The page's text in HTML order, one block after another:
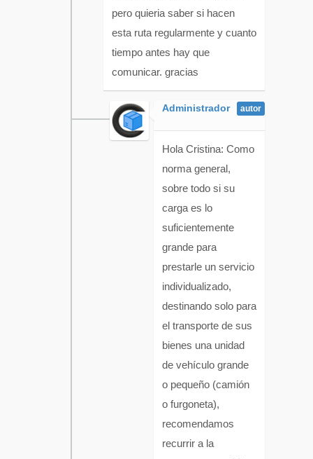
pero quieria saber si hacen
esta ruta regularmente y cuanto
tiempo antes hay que
comunicar. gracias
Administrador
Hola Cristina: Como
norma general,
sobre todo si su
carga es lo
suficientemente
grande para
prestarle un servicio
individualizado,
destinando solo para
el transporte de sus
bienes una unidad
de vehículo grande
o pequeño (camión
o furgoneta),
recomendamos
recurrir a la